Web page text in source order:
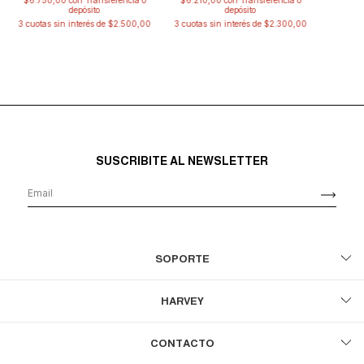
depósito
3 cuotas sin interés de $2.500,00
depósito
3 cuotas sin interés de $2.300,00
SUSCRIBITE AL NEWSLETTER
SOPORTE
HARVEY
CONTACTO